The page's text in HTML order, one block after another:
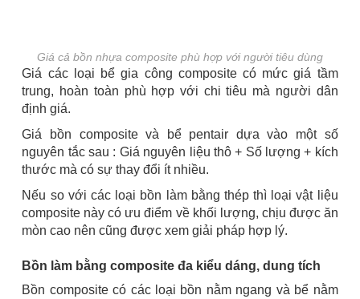
Giá cả bồn nhựa composite phù hợp với người tiêu dùng
Giá các loại bể gia công composite có mức giá tầm
trung, hoàn toàn phù hợp với chi tiêu mà người dân
định giá.
Giá bồn composite và bể pentair dựa vào một số
nguyên tắc sau : Giá nguyên liệu thô + Số lượng + kích
thước mà có sự thay đổi ít nhiều.
Nếu so với các loại bồn làm bằng thép thì loại vật liệu
composite này có ưu điểm về khối lượng, chịu được ăn
mòn cao nên cũng được xem giải pháp hợp lý.
Bồn làm bằng composite đa kiểu dáng, dung tích
Bồn composite có các loại bồn nằm ngang và bể nằm